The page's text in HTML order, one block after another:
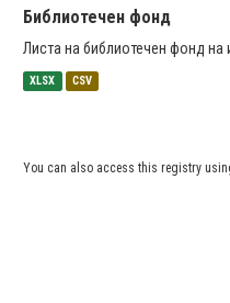
Библиотечен фонд
Листа на библиотечен фонд на
XLSX CSV
You can also access this registry